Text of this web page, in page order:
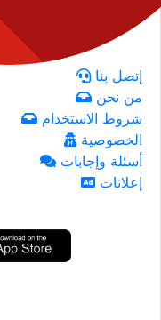
إتصل بنا
من نحن
شروط الاستخدام
الخصوصية
أسئلة وإجابات
إعلانات